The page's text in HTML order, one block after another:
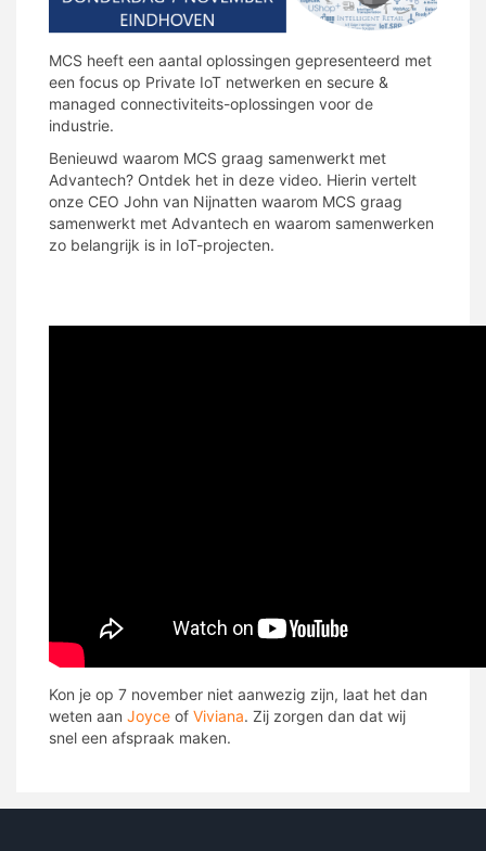
MCS heeft een aantal oplossingen gepresenteerd met
een focus op Private IoT netwerken en secure &
managed connectiviteits-oplossingen voor de
industrie.
Benieuwd waarom MCS graag samenwerkt met
Advantech? Ontdek het in deze video. Hierin vertelt
onze CEO John van Nijnatten waarom MCS graag
samenwerkt met Advantech en waarom samenwerken
zo belangrijk is in IoT-projecten.
Kon je op 7 november niet aanwezig zijn, laat het dan
weten aan Joyce of Viviana. Zij zorgen dan dat wij
snel een afspraak maken.